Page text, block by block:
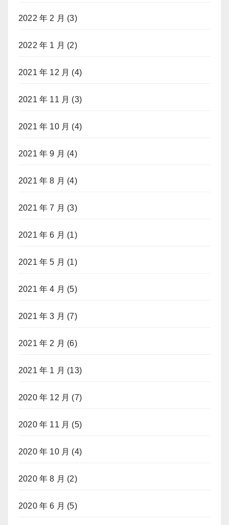
2022 年 2 月 (3)
2022 年 1 月 (2)
2021 年 12 月 (4)
2021 年 11 月 (3)
2021 年 10 月 (4)
2021 年 9 月 (4)
2021 年 8 月 (4)
2021 年 7 月 (3)
2021 年 6 月 (1)
2021 年 5 月 (1)
2021 年 4 月 (5)
2021 年 3 月 (7)
2021 年 2 月 (6)
2021 年 1 月 (13)
2020 年 12 月 (7)
2020 年 11 月 (5)
2020 年 10 月 (4)
2020 年 8 月 (2)
2020 年 6 月 (5)